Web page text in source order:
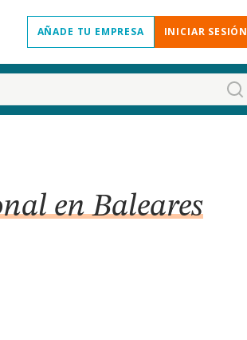
AÑADE TU EMPRESA INICIAR SESIÓN
en Baleares